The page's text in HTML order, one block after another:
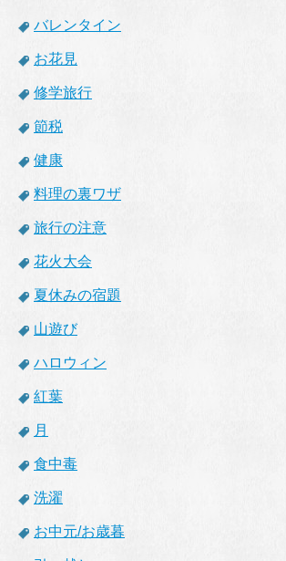
バレンタイン
お花見
修学旅行
節税
健康
料理の裏ワザ
旅行の注意
花火大会
夏休みの宿題
山遊び
ハロウィン
紅葉
月
食中毒
洗濯
お中元/お歳暮